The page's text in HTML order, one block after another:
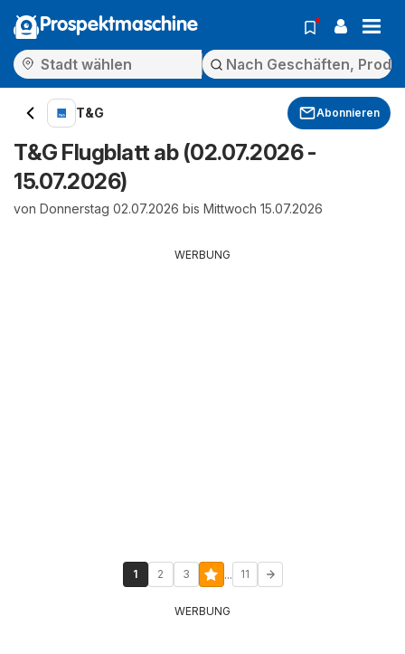
Prospektmaschine
T&G Abonnieren
T&G Flugblatt ab (02.07.2026 -
15.07.2026)
von Donnerstag 02.07.2026 bis Mittwoch 15.07.2026
WERBUNG
1 2 3 ... 11
WERBUNG